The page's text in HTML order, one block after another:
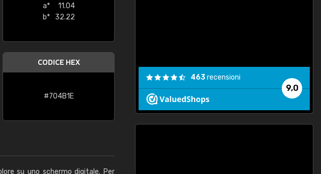
a*
11.04
b*
32.22
CODICE HEX
#704B1E
su uno schermo digitale. Per
9,0
463recensioni